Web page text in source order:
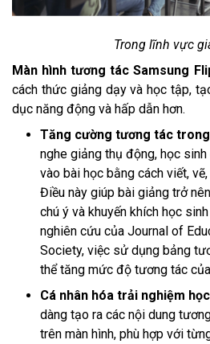
Trong lĩnh vực
Màn hình tương tác Samsung
cách thức giảng dạy và học tập,
dục năng động và hấp dẫn hơn.
Tăng cường tương tác
nghe giảng thụ động, học
vào bài học bằng cách viết,
Điều này giúp bài giảng trở
chú ý và khuyến khích học
nghiên cứu của Journal of
Society, việc sử dụng bảng
thể tăng mức độ tương tác
Cá nhân hóa trải nghiệm
dàng tạo ra các nội dung
trên màn hình, phù hợp với